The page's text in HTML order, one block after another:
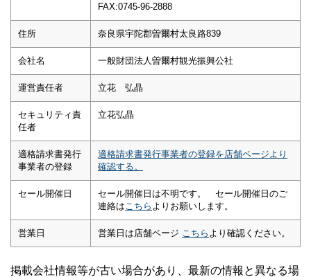
FAX:0745-96-2888
住所 奈良県宇陀郡曽爾村太良路839
会社名 一般財団法人曽爾村観光振興公社
運営責任者 立花 弘晶
セキュリティ責
任者
立花弘晶
適格請求書発行
事業者の登録
適格請求書発行事業者の登録を店舗ページより
確認する。
セール開催日
セール開催日は不明です。 セール開催日のご
連絡は こちら よりお願いします。
営業日 営業日は店舗ページ こちら より確認ください。
掲載会社情報等が古い場合があり、最新の情報と異なる場